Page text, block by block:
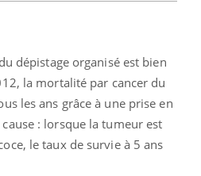
dépistage organisé est bien
la mortalité par cancer du
les ans grâce à une prise en
: lorsque la tumeur est
le taux de survie à 5 ans